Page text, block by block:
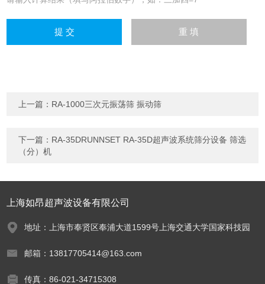
上一篇： RA-1000三次元振荡筛 振动筛
下一篇： RA-35DRUNNSET RA-35D超声波系统筛分设备 筛选
（分）机
上海如昂超声波设备有限公司
地址：上海市奉贤区奉浦大道1599号上海交通大学国家科技园
邮箱：13817705414@163.com
传真：86-021-34715308